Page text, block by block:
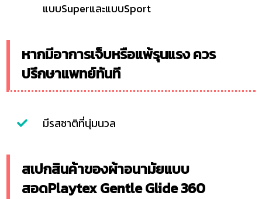
แบบSuperและแบบSport
หากมีอาการเจ็บหรือแพ้รุนแรง ควร
ปรึกษาแพทย์ทันที
มีรสชาติที่นุ่มนวล
สเปกสินค้าของผ้าอนามัยแบบ
สอดPlaytex Gentle Glide 360